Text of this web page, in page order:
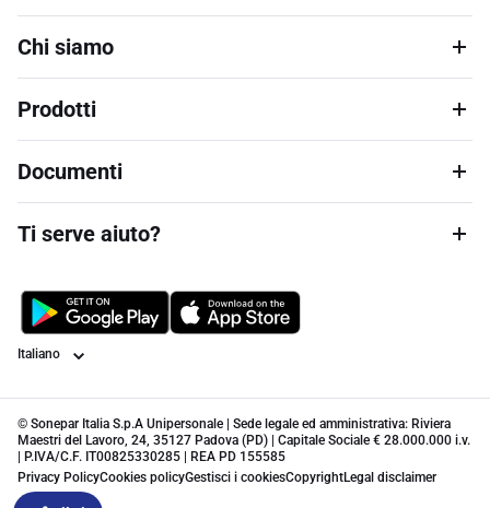
Chi siamo
Prodotti
Documenti
Ti serve aiuto?
Lingua
© Sonepar Italia S.p.A Unipersonale | Sede legale ed amministrativa: Riviera
Maestri del Lavoro, 24, 35127 Padova (PD) | Capitale Sociale € 28.000.000 i.v.
| P.IVA/C.F. IT00825330285 | REA PD 155585
Privacy PolicyCookies policyGestisci i cookiesCopyrightLegal disclaimer